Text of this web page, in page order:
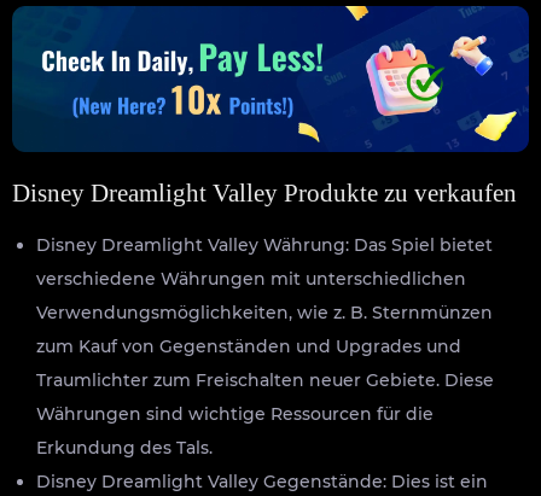
Disney Dreamlight Valley Produkte zu verkaufen
Disney Dreamlight Valley Währung: Das Spiel bietet
verschiedene Währungen mit unterschiedlichen
Verwendungsmöglichkeiten, wie z. B. Sternmünzen
zum Kauf von Gegenständen und Upgrades und
Traumlichter zum Freischalten neuer Gebiete. Diese
Währungen sind wichtige Ressourcen für die
Erkundung des Tals.
Disney Dreamlight Valley Gegenstände: Dies ist ein